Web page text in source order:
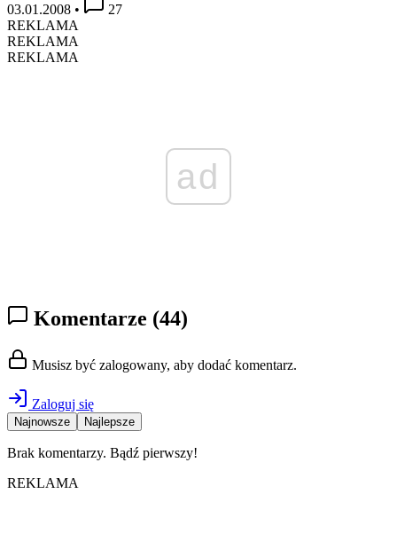
03.01.2008 •
27
REKLAMA
REKLAMA
REKLAMA
ad
Komentarze (44)
Musisz być zalogowany, aby dodać komentarz.
Zaloguj się
Najnowsze Najlepsze
Brak komentarzy. Bądź pierwszy!
REKLAMA